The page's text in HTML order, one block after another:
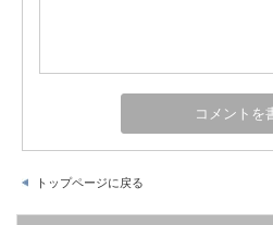
トップページに戻る